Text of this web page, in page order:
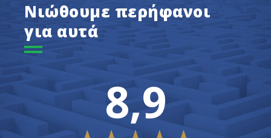
Νιώθουμε περήφανοι
για αυτά
8,9